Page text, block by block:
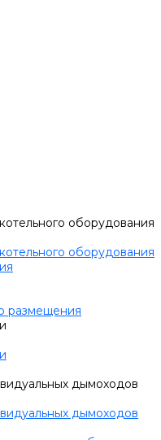
оборудования
оборудования
размещения
дымоходов
дымоходов